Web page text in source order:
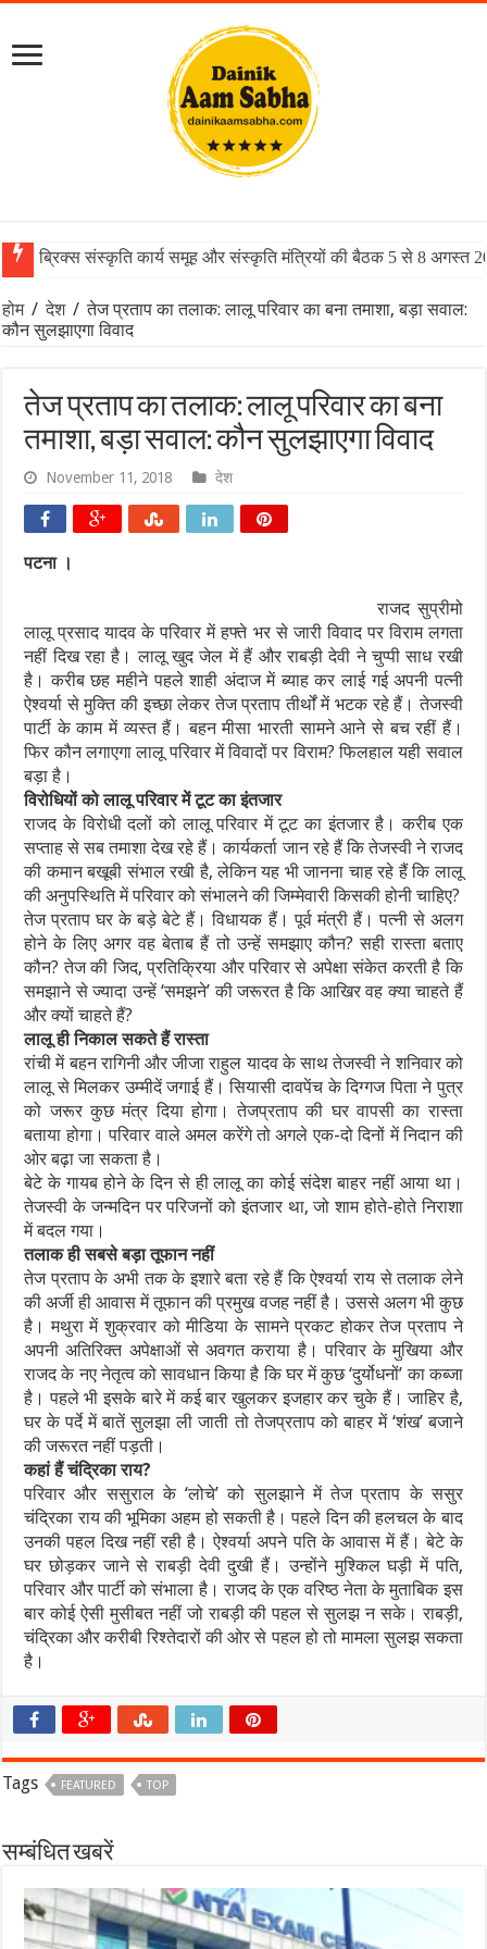
ब्रिक्स संस्कृति कार्य समूह और संस्कृति मंत्रियों की बैठक 5 से 8 अगस्त
होम / देश / तेज प्रताप का तलाक: लालू परिवार का बना तमाशा, बड़ा सवाल:
कौन सुलझाएगा विवाद
तेज प्रताप का तलाक: लालू परिवार का बना
तमाशा, बड़ा सवाल: कौन सुलझाएगा विवाद
November 11, 2018 देश
पटना ।
राजद सुप्रीमो
लालू प्रसाद यादव के परिवार में हफ्ते भर से जारी विवाद पर विराम लगता
नहीं दिख रहा है। लालू खुद जेल में हैं और राबड़ी देवी ने चुप्पी साध रखी
है। करीब छह महीने पहले शाही अंदाज में ब्याह कर लाई गई अपनी पत्नी
ऐश्वर्या से मुक्ति की इच्छा लेकर तेज प्रताप तीर्थों में भटक रहे हैं। तेजस्वी
पार्टी के काम में व्यस्त हैं। बहन मीसा भारती सामने आने से बच रहीं हैं।
फिर कौन लगाएगा लालू परिवार में विवादों पर विराम? फिलहाल यही सवाल
बड़ा है।
विरोधियों को लालू परिवार में टूट का इंतजार
राजद के विरोधी दलों को लालू परिवार में टूट का इंतजार है। करीब एक
सप्‍ताह से सब तमाशा देख रहे हैं। कार्यकर्ता जान रहे हैं कि तेजस्वी ने राजद
की कमान बखूबी संभाल रखी है, लेकिन यह भी जानना चाह रहे हैं कि लालू
की अनुपस्थिति में परिवार को संभालने की जिम्मेवारी किसकी होनी चाहिए?
तेज प्रताप घर के बड़े बेटे हैं। विधायक हैं। पूर्व मंत्री हैं। पत्नी से अलग
होने के लिए अगर वह बेताब हैं तो उन्हें समझाए कौन? सही रास्ता बताए
कौन? तेज की जिद, प्रतिक्रिया और परिवार से अपेक्षा संकेत करती है कि
समझाने से ज्यादा उन्हें ‘समझने’ की जरूरत है कि आखिर वह क्या चाहते हैं
और क्यों चाहते हैं?
लालू ही निकाल सकते हैं रास्ता
रांची में बहन रागिनी और जीजा राहुल यादव के साथ तेजस्वी ने शनिवार को
लालू से मिलकर उम्मीदें जगाई हैं। सियासी दावपेंच के दिग्गज पिता ने पुत्र
को जरूर कुछ मंत्र दिया होगा। तेजप्रताप की घर वापसी का रास्ता
बताया होगा। परिवार वाले अमल करेंगे तो अगले एक-दो दिनों में निदान की
ओर बढ़ा जा सकता है।
बेटे के गायब होने के दिन से ही लालू का कोई संदेश बाहर नहीं आया था।
तेजस्वी के जन्मदिन पर परिजनों को इंतजार था, जो शाम होते-होते निराशा
में बदल गया।
तलाक ही सबसे बड़ा तूफान नहीं
तेज प्रताप के अभी तक के इशारे बता रहे हैं कि ऐश्वर्या राय से तलाक लेने
की अर्जी ही आवास में तूफान की प्रमुख वजह नहीं है। उससे अलग भी कुछ
है। मथुरा में शुक्रवार को मीडिया के सामने प्रकट होकर तेज प्रताप ने
अपनी अतिरिक्त अपेक्षाओं से अवगत कराया है। परिवार के मुखिया और
राजद के नए नेतृत्व को सावधान किया है कि घर में कुछ ‘दुर्योधनों’ का कब्जा
है। पहले भी इसके बारे में कई बार खुलकर इजहार कर चुके हैं। जाहिर है,
घर के पर्दे में बातें सुलझा ली जाती तो तेजप्रताप को बाहर में ‘शंख’ बजाने
की जरूरत नहीं पड़ती।
कहां हैं चंद्रिका राय?
परिवार और ससुराल के ‘लोचे’ को सुलझाने में तेज प्रताप के ससुर
चंद्रिका राय की भूमिका अहम हो सकती है। पहले दिन की हलचल के बाद
उनकी पहल दिख नहीं रही है। ऐश्वर्या अपने पति के आवास में हैं। बेटे के
घर छोड़कर जाने से राबड़ी देवी दुखी हैं। उन्होंने मुश्किल घड़ी में पति,
परिवार और पार्टी को संभाला है। राजद के एक वरिष्ठ नेता के मुताबिक इस
बार कोई ऐसी मुसीबत नहीं जो राबड़ी की पहल से सुलझ न सके। राबड़ी,
चंद्रिका और करीबी रिश्तेदारों की ओर से पहल हो तो मामला सुलझ सकता
है।
Tags FEATURED TOP
सम्बंधित खबरें